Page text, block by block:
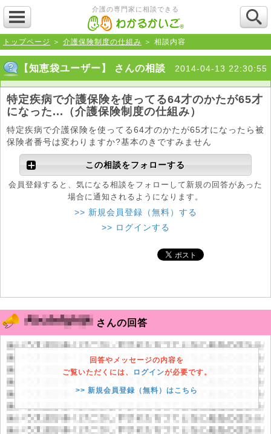
介護の専門家に相談できる
トップページ ＞ 介護保険制度の仕組み ＞ 相談内容
【知恵袋ユーザー】 さんの相談 2014-04-13 22:30:55
特定疾病で介護保険を使ってる64才のかたが65才
になった...（介護保険制度の仕組み）
特定疾病で介護保険を使ってる64才のかたが65才になったら被
保険者番号は変わりますか?基本のきですみません
この相談をフォローする
会員登録すると、気になる相談をフォローして新規の回答があった
場合に通知されるようになります。
>> 新規会員登録（無料）する
>> ログインする
さんの回答
回答やメッセージの内容を
ご覧いただくには、
ログインが必要です。
>> 新規会員登録（無料）はこちら